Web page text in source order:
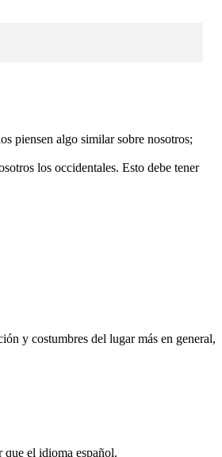
piensen algo similar sobre nosotros;
los occidentales. Esto debe tener
y costumbres del lugar más en general,
que el idioma español.